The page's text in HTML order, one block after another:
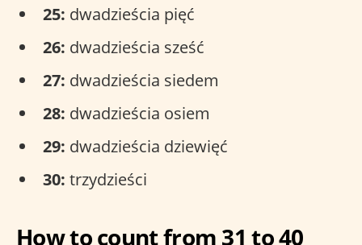
25: dwadzieścia pięć
26: dwadzieścia sześć
27: dwadzieścia siedem
28: dwadzieścia osiem
29: dwadzieścia dziewięć
30: trzydzieści
How to count from 31 to 40